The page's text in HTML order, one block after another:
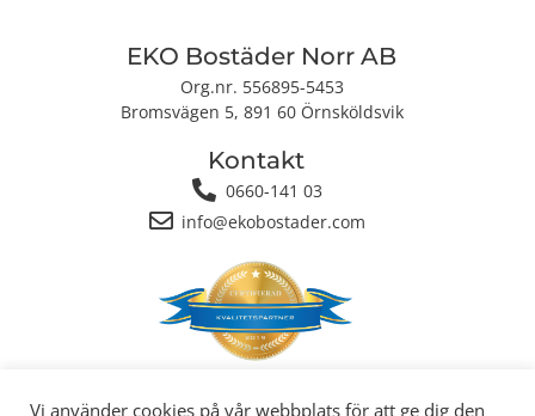
EKO Bostäder Norr AB
Org.nr. 556895-5453
Bromsvägen 5, 891 60 Örnsköldsvik
Kontakt
0660-141 03
info@ekobostader.com
Vi använder cookies på vår webbplats för att ge dig den